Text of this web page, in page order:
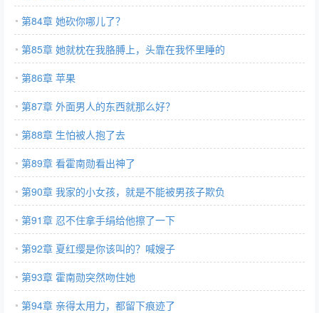
第84章 她砍你哪儿了？
第85章 她就枕在我胳膊上，头靠在我怀里睡的
第86章 苹果
第87章 外面男人的东西就那么好？
第88章 生怕被人抱了去
第89章 看霍南勋看出神了
第90章 我家的小女孩，就是不能被男孩子欺负
第91章 忍不住拿手绢给他擦了一下
第92章 夏红缨是你该叫的？喊嫂子
第93章 霍南勋突然吻住她
第94章 亲得太用力，都留下痕迹了